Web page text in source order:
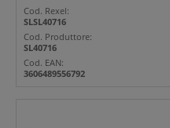
Cod. Rexel:
SLSL40716
Cod. Produttore:
SL40716
Cod. EAN:
3606489556792